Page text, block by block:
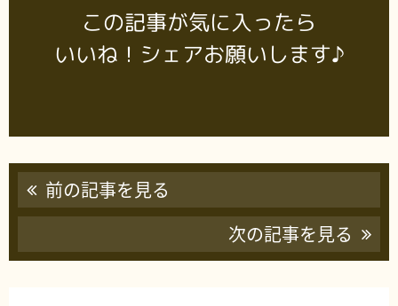
この記事が気に入ったら
いいね！シェアお願いします♪
前の記事を見る
次の記事を見る